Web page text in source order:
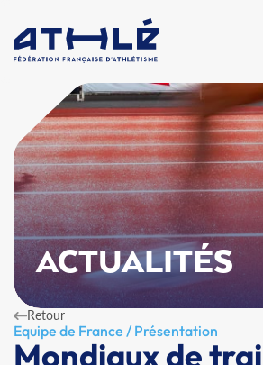
ACTUALITÉS
Retour
Equipe de France / Présentation
Mondiaux de